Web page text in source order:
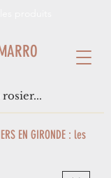
EN GIRONDE : les